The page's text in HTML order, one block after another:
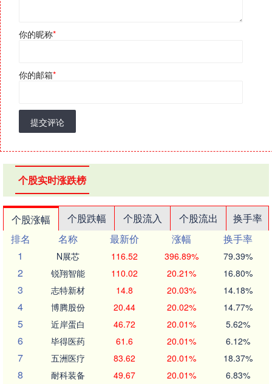
你的昵称*
你的邮箱*
提交评论
个股实时涨跌榜
个股涨幅 个股跌幅 个股流入 个股流出
换手率
排名
名称 最新价 涨幅
换手率
1
N展芯 116.52 396.89% 79.39%
2 锐翔智能 110.02 20.21% 16.80%
3 志特新材 14.8 20.03% 14.18%
4 博腾股份 20.44 20.02% 14.77%
5 近岸蛋白 46.72 20.01% 5.62%
6 毕得医药 61.6 20.01% 6.12%
7 五洲医疗 83.62 20.01% 18.37%
8 耐科装备 49.67 20.01% 6.83%